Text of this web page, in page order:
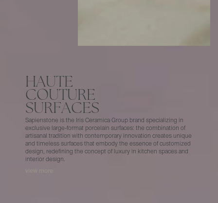
HAUTE
COUTURE
SURFACES
Sapienstone isthe IrisCeramicaGroup brand specializing in
exclusive large-format porcelain surfaces: the combination of
artisanal tradition with contemporary innovation createsunique
and timelesssurfacesthat embodythe essence ofcustomized
design, redefining the concept of luxury in kitchen spacesand
interiordesign.